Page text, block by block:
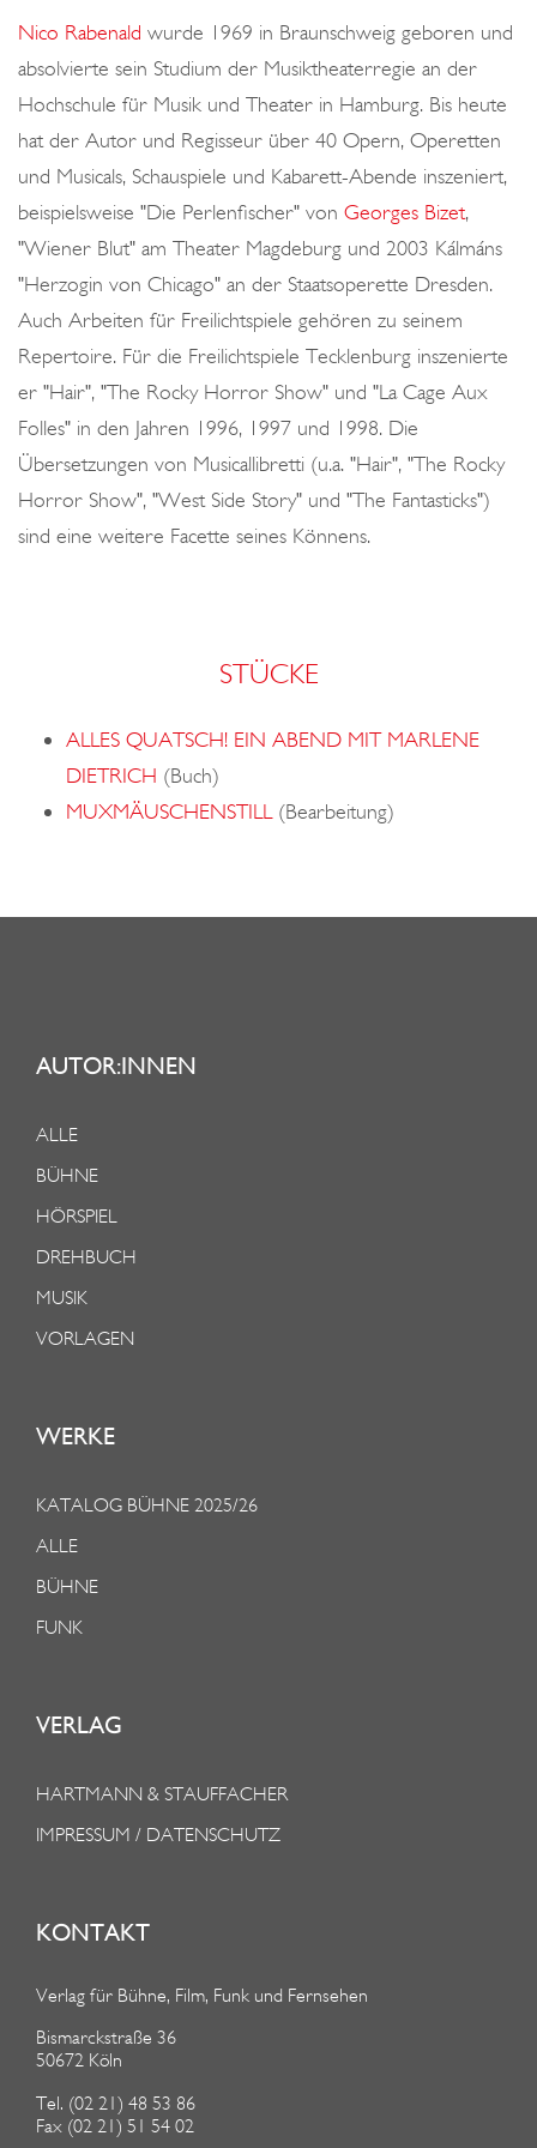
n
Nico Rabenald wurde 1969 in Braunschweig geboren und
absolvierte sein Studium der Musiktheaterregie an der
Hochschule für Musik und Theater in Hamburg. Bis heute
hat der Autor und Regisseur über 40 Opern, Operetten
und Musicals, Schauspiele und Kabarett-Abende inszeniert,
beispielsweise "Die Perlenfischer" von Georges Bizet,
"Wiener Blut" am Theater Magdeburg und 2003 Kálmáns
"Herzogin von Chicago" an der Staatsoperette Dresden.
Auch Arbeiten für Freilichtspiele gehören zu seinem
Repertoire. Für die Freilichtspiele Tecklenburg inszenierte
er "Hair", "The Rocky Horror Show" und "La Cage Aux
Folles" in den Jahren 1996, 1997 und 1998. Die
Übersetzungen von Musicallibretti (u.a. "Hair", "The Rocky
Horror Show", "West Side Story" und "The Fantasticks")
sind eine weitere Facette seines Könnens.
STÜCKE
ALLES QUATSCH! EIN ABEND MIT MARLENE
DIETRICH (Buch)
MUXMÄUSCHENSTILL(Bearbeitung)
AUTOR:INNEN
ALLE
BÜHNE
HÖRSPIEL
DREHBUCH
MUSIK
VORLAGEN
WERKE
KATALOG BÜHNE 2025/26
ALLE
BÜHNE
FUNK
VERLAG
HARTMANN & STAUFFACHER
IMPRESSUM / DATENSCHUTZ
KONTAKT
Verlag für Bühne, Film, Funk und Fernsehen
Bismarckstraße 36
50672 Köln
Tel. (02 21) 48 53 86
Fax (02 21) 51 54 02